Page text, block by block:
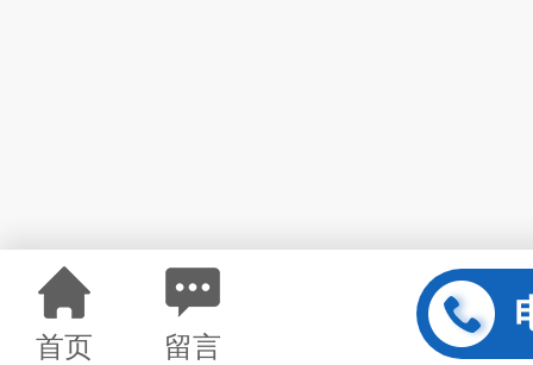
首页 留言